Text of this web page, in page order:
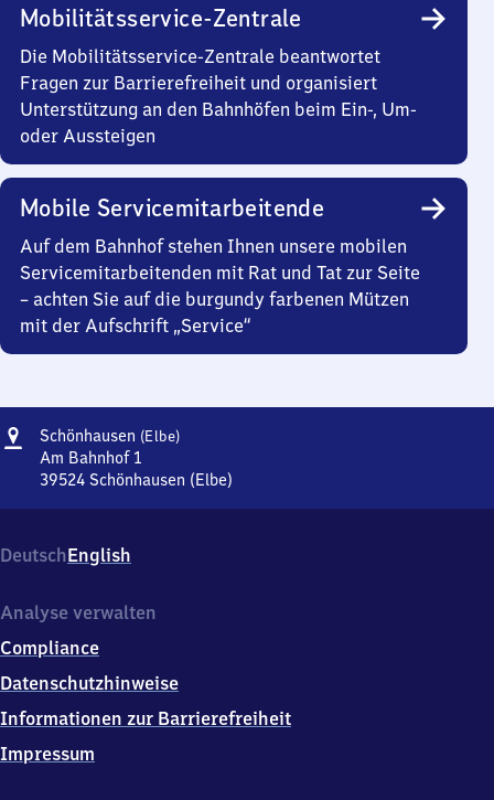
Mobilitätsservice-Zentrale
Die Mobilitätsservice-Zentrale beantwortet
Fragen zur Barrierefreiheit und organisiert
Unterstützung an den Bahnhöfen beim Ein-, Um-
oder Aussteigen
Mobile Servicemitarbeitende
Auf dem Bahnhof stehen Ihnen unsere mobilen
Servicemitarbeitenden mit Rat und Tat zur Seite
– achten Sie auf die burgundy farbenen Mützen
mit der Aufschrift „Service“
Adresse
Schönhausen (Elbe)Schönhausen
Am Bahnhof 1
39524 Schönhausen (Elbe)
Am
Bahnhof
3
5
2
Schönhausen
(Elbe)
DeutschEnglish
Analyse verwalten
Compliance
Datenschutzhinweise
Informationen zur Barrierefreiheit
Impressum